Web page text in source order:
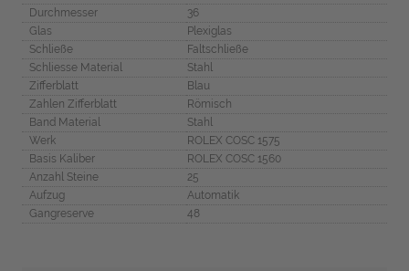
Durchmesser
36
Glas
Plexiglas
Schließe
Faltschließe
Schliesse Material
Stahl
Zifferblatt
Blau
Zahlen Zifferblatt
Römisch
Band Material
Stahl
Werk
ROLEX COSC 1575
Basis Kaliber
ROLEX COSC 1560
Anzahl Steine
25
Aufzug
Automatik
Gangreserve
48